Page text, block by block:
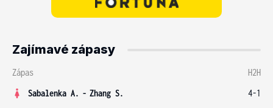
Zajímavé zápasy
Zápas
H2H
Sabalenka A. - Zhang S.
4-1